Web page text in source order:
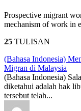
Prospective migrant
mechanism of work in
25 TULISAN
(Bahasa Indonesia)
Migran di Malaysia
(Bahasa Indonesia)
diketahui adalah hak
tersebut telah...